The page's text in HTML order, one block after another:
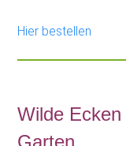
Hier bestellen
Wilde
Garten